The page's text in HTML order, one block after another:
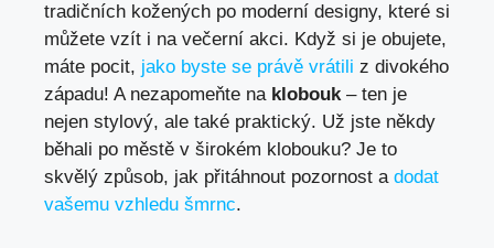
tradičních kožených po moderní designy, které si
můžete vzít i na večerní akci. Když si je obujete,
máte pocit, jako byste se právě vrátili z divokého
západu! A nezapomeňte na klobouk– ten je
nejen stylový, ale také praktický. Už jste někdy
běhali po městě v širokém klobouku? Je to
skvělý způsob, jak přitáhnout pozornost a dodat
vašemu vzhledu šmrnc.